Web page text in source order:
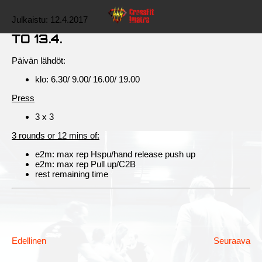
Julkaistu: 12.4.2017
TO 13.4.
Päivän lähdöt:
klo: 6.30/ 9.00/ 16.00/ 19.00
Press
3 x 3
3 rounds or 12 mins of:
e2m: max rep Hspu/hand release push up
e2m: max rep Pull up/C2B
rest remaining time
Edellinen Seuraava